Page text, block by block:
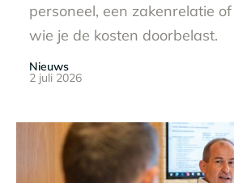
personeel, een zakenrelatie
wie je de kosten doorbelast.
Nieuws
2 juli 2026